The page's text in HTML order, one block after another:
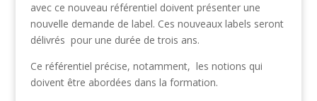
avec ce nouveau référentiel doivent présenter une
nouvelle demande de label. Ces nouveaux labels seront
délivrés pour une durée de trois ans.
Ce référentiel précise, notamment, les notions qui
doivent être abordées dans la formation.